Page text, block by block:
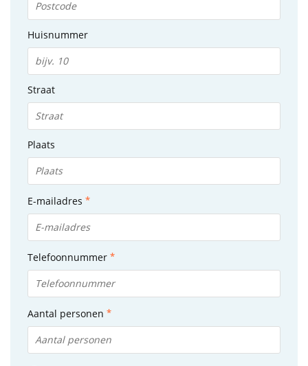
Huisnummer
Straat
Plaats
E-mailadres
Telefoonnummer
Aantal personen